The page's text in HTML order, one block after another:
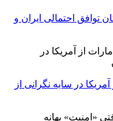
توافق احتمالی ایران و
در سایه نگرانی از